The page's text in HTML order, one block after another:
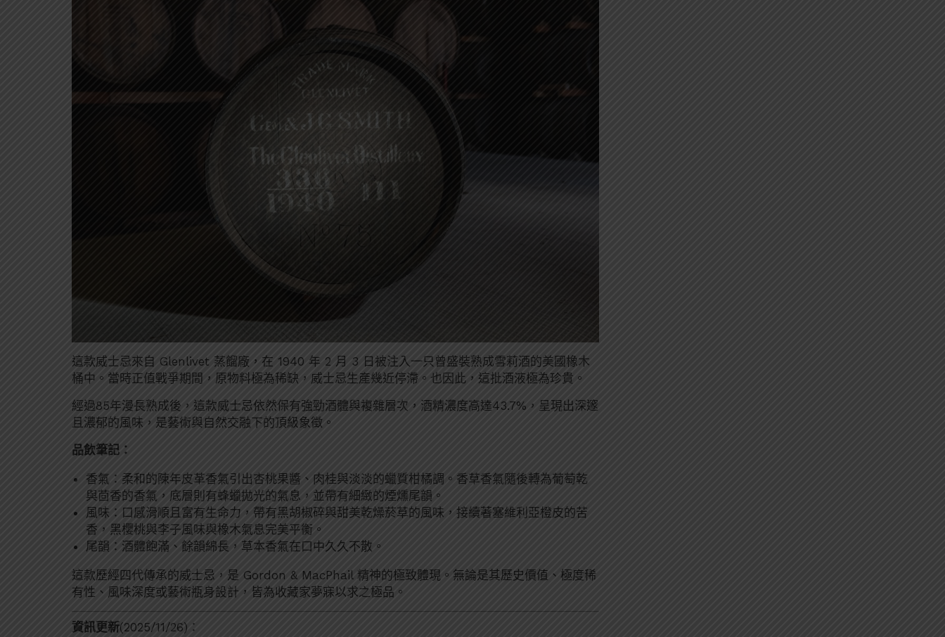
這款威士忌來自 Glenlivet 蒸餾廠，在 1940 年 2 月 3 日被注入一只曾盛裝熟成雪莉酒的美國橡木
桶中。當時正值戰爭期間，原物料極為稀缺，威士忌生產幾近停滯。也因此，這批酒液極為珍貴。
經過85年漫長熟成後，這款威士忌依然保有強勁酒體與複雜層次，酒精濃度高達43.7%，呈現出深邃
且濃郁的風味，是藝術與自然交融下的頂級象徵。
品飲筆記：
香氣：柔和的陳年皮革香氣引出杏桃果醬、肉桂與淡淡的蠟質柑橘調。香草香氣隨後轉為葡萄乾
與茴香的香氣，底層則有蜂蠟拋光的氣息，並帶有細緻的煙燻尾韻。
風味：口感滑順且富有生命力，帶有黑胡椒碎與甜美乾燥菸草的風味，接續著塞維利亞橙皮的苦
香，黑櫻桃與李子風味與橡木氣息完美平衡。
尾韻：酒體飽滿、餘韻綿長，草本香氣在口中久久不散。
這款歷經四代傳承的威士忌，是 Gordon & MacPhail 精神的極致體現。無論是其歷史價值、極度稀
有性、風味深度或藝術瓶身設計，皆為收藏家夢寐以求之極品。
資訊更新(2025/11/26)：